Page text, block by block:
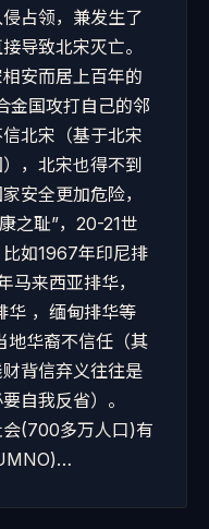
占领，兼发生了
导致北宋灭亡。
安而居上百年的
金国攻打自己的邻
北宋（基于北宋
，北宋也得不到
安全更加危险，
之耻”，20-21世
如1967年印尼排
马来西亚排华，
华 ，缅甸排华等
地华裔不信任（其
背信弃义往往是
自我反省）。
(700多万人口)有